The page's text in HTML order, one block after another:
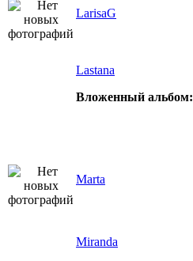
LarisaG
Lastana
Вложенный альбом:
Marta
Miranda